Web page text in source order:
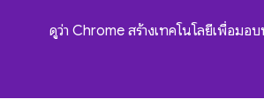
ดูว่า Chrome สร้างเทคโนโลยีเพื่อมอ